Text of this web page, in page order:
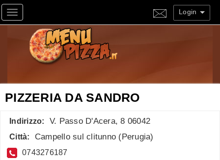
Toggle navigation Login
PIZZERIA DA SANDRO
Indirizzo: V. Passo D'Acera, 8 06042
Città: Campello sul clitunno ( Perugia)
0743276187